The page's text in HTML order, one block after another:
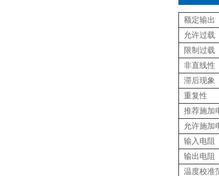
额定输出
允许过载
限制过载
非直线性
滞后现象
重复性
推荐施加
允许施加
输入电阻
输出电阻
温度校准